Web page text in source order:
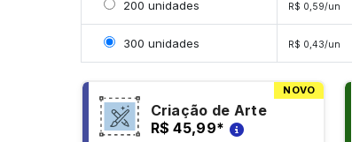
Selecionar 200 unidades
200 unidades R$ 0,59/un
Selecionar 300 unidades
300 unidades R$ 0,43/un
NOVO
Criação de Arte
R$ 45,99*